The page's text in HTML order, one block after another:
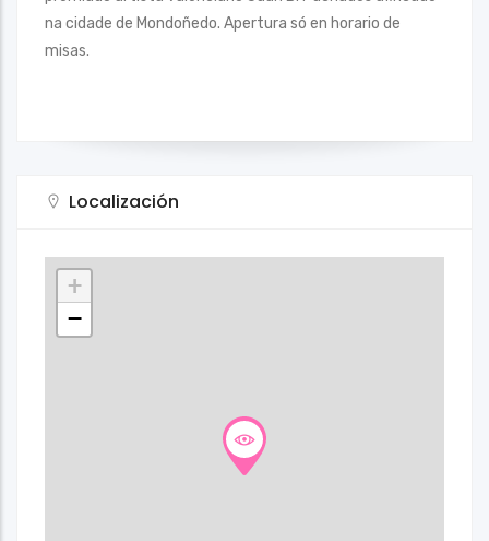
na cidade de Mondoñedo. Apertura só en horario de
misas.
Localización
+
−